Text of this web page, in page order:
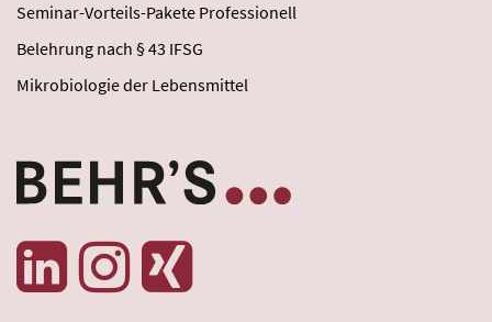
Seminar-Vorteils-Pakete Professionell
Belehrung nach § 43 IFSG
Mikrobiologie der Lebensmittel